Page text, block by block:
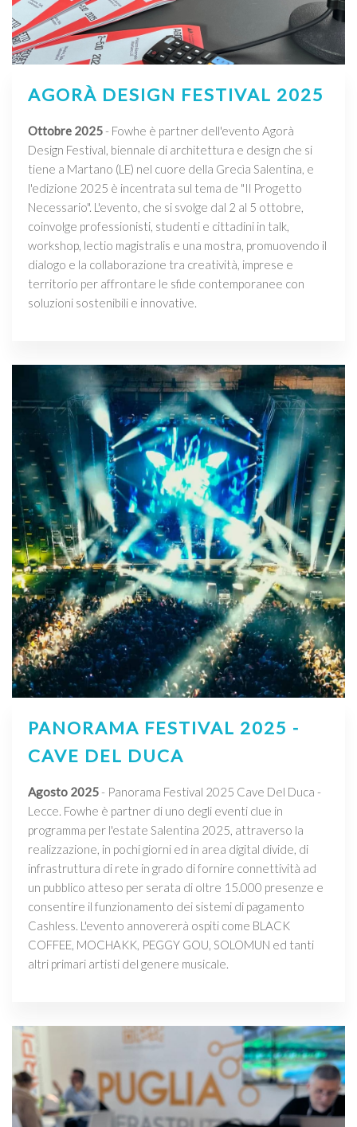
AGORÀ DESIGN FESTIVAL 2025
Ottobre 2025- Fowhe è partner dell'evento Agorà
Design Festival, biennale di architettura e design che si
tiene a Martano (LE) nel cuore della Grecìa Salentina, e
l'edizione 2025 è incentrata sul tema de "Il Progetto
Necessario". L'evento, che si svolge dal 2 al 5 ottobre,
coinvolge professionisti, studenti e cittadini in talk,
workshop, lectio magistralis e una mostra, promuovendo il
dialogo e la collaborazione tra creatività, imprese e
territorio per affrontare le sfide contemporanee con
soluzioni sostenibili e innovative.
PANORAMA FESTIVAL 2025 -
CAVE DEL DUCA
Agosto 2025- Panorama Festival 2025 Cave Del Duca -
Lecce. Fowhe è partner di uno degli eventi clue in
programma per l'estate Salentina 2025, attraverso la
realizzazione, in pochi giorni ed in area digital divide, di
infrastruttura di rete in grado di fornire connettività ad
un pubblico atteso per serata di oltre 15.000 presenze e
consentire il funzionamento dei sistemi di pagamento
Cashless. L'evento annovererà ospiti come BLACK
COFFEE, MOCHAKK, PEGGY GOU, SOLOMUN ed tanti
altri primari artisti del genere musicale.